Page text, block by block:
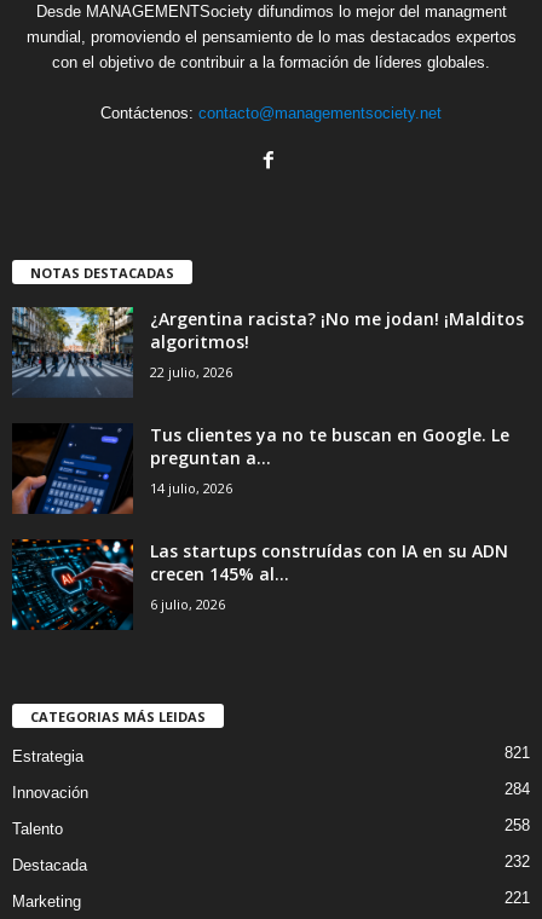
Desde MANAGEMENTSociety difundimos lo mejor del managment
mundial, promoviendo el pensamiento de lo mas destacados expertos
con el objetivo de contribuir a la formación de líderes globales.
Contáctenos: contacto@managementsociety.net
NOTAS DESTACADAS
¿Argentina racista? ¡No me jodan! ¡Malditos
algoritmos!
22 julio, 2026
Tus clientes ya no te buscan en Google. Le
preguntan a...
14 julio, 2026
Las startups construídas con IA en su ADN
crecen 145% al...
6 julio, 2026
CATEGORIAS MÁS LEIDAS
Estrategia 821
Innovación 284
Talento 258
Destacada 232
Marketing 221